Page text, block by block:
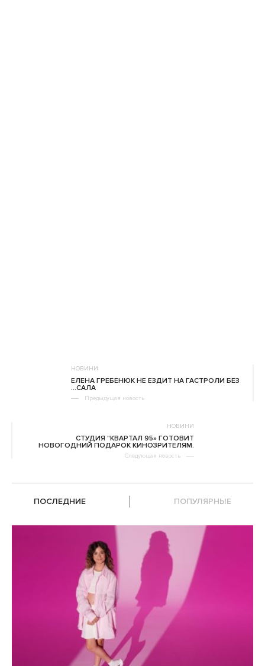
НОВИНИ
ЕЛЕНА ГРЕБЕНЮК НЕ ЕЗДИТ НА ГАСТРОЛИ БЕЗ
...САЛА
Предыдущая новость
НОВИНИ
СТУДИЯ "КВАРТАЛ 95» ГОТОВИТ
НОВОГОДНИЙ ПОДАРОК КИНОЗРИТЕЛЯМ.
Следующая новость
ПОСЛЕДНИЕ ПОПУЛЯРНЫЕ